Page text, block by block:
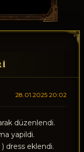
28.01.2025 20:02
düzenlendi.
yapildi.
dress eklendi.